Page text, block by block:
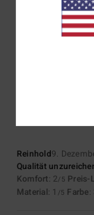
Original anzeigen -
Preis-Leistungs-
Reinhold9.
Qualität
Komfort: 2/5 Preis-
Material: 1 /5 Farbe: